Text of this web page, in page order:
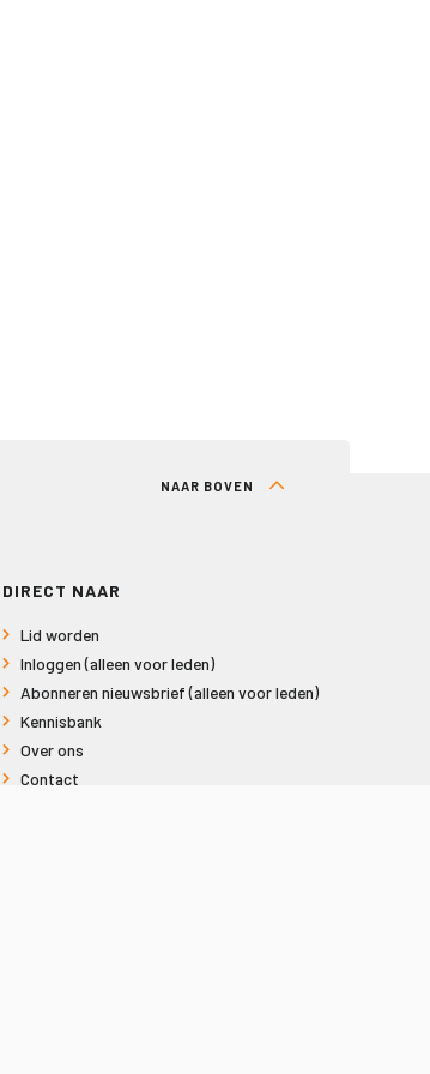
NAAR BOVEN
DIRECT NAAR
Lid worden
Inloggen (alleen voor leden)
Abonneren nieuwsbrief (alleen voor leden)
Kennisbank
Over ons
Contact